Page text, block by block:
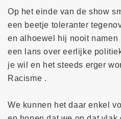
Op het einde van de show
een beetje toleranter
en alhoewel hij nooit namen
een lans over eerlijke
je wil en het steeds erger
Racisme .
We kunnen het daar enkel